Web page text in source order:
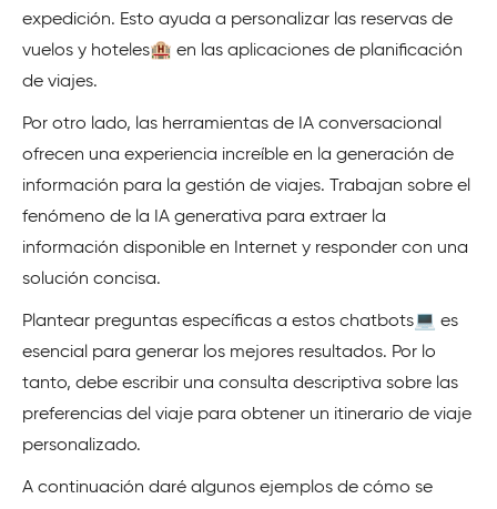
expedición. Esto ayuda a personalizar las reservas de
vuelos y hoteles🏨 en las aplicaciones de planificación
de viajes.
Por otro lado, las herramientas de IA conversacional
ofrecen una experiencia increíble en la generación de
información para la gestión de viajes. Trabajan sobre el
fenómeno de la IA generativa para extraer la
información disponible en Internet y responder con una
solución concisa.
Plantear preguntas específicas a estos chatbots💻 es
esencial para generar los mejores resultados. Por lo
tanto, debe escribir una consulta descriptiva sobre las
preferencias del viaje para obtener un itinerario de viaje
personalizado.
A continuación daré algunos ejemplos de cómo se